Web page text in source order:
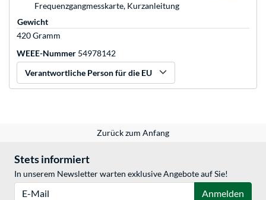
Frequenzgangmesskarte, Kurzanleitung
Gewicht
420 Gramm
WEEE-Nummer 54978142
Verantwortliche Person für die EU
Zurück zum Anfang
Stets informiert
In unserem Newsletter warten exklusive Angebote auf Sie!
Anmelden